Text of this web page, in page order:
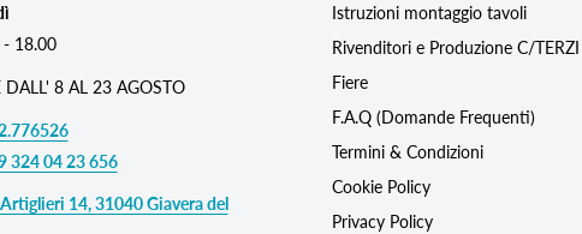
- 18.00
DALL' 8 AL 23 AGOSTO
324 04 23 656
14, 31040 Giavera del
Istruzioni montaggio tavoli
Rivenditori e Produzione C/TERZI
Fiere
F.A.Q (Domande Frequenti)
Termini & Condizioni
Cookie Policy
Privacy Policy